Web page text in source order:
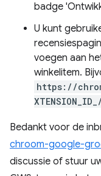
badge
U kunt
voegen aan
winkelitem.
https://
Bedankt voor de
chroom-google-
discussie of stuur